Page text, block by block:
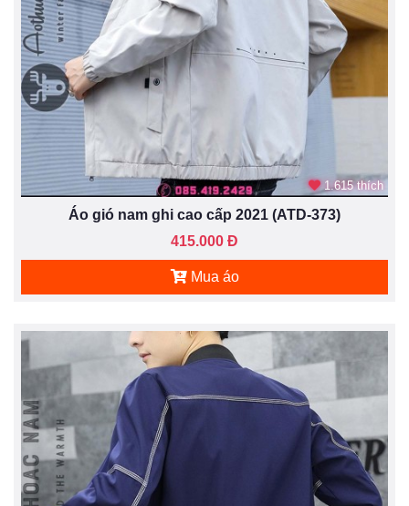
1.615 thích
Áo gió nam ghi cao cấp 2021 (ATD-373)
415.000 Đ
Mua áo